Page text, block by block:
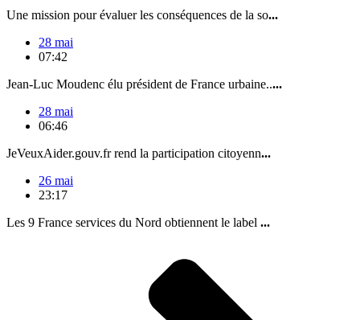
Une mission pour évaluer les conséquences de la so...
28 mai
07:42
Jean-Luc Moudenc élu président de France urbaine.....
28 mai
06:46
JeVeuxAider.gouv.fr rend la participation citoyenn...
26 mai
23:17
Les 9 France services du Nord obtiennent le label ...